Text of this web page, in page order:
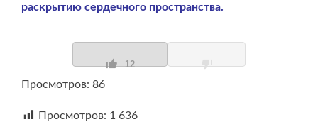
раскрытию сердечного пространства.
12
Просмотров: 86
Просмотров: 1 636